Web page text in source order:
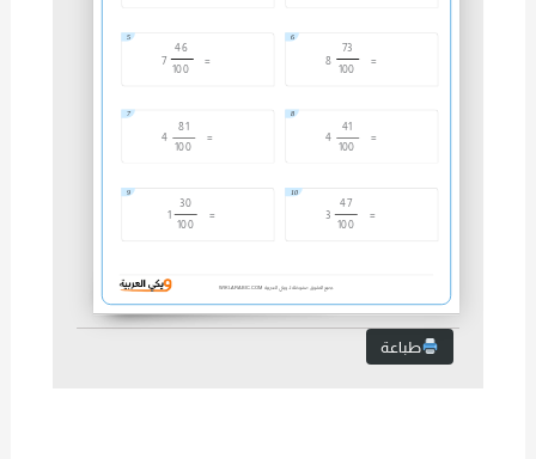
5
7
46
100
=
6
8
73
100
=
7
4
81
100
=
8
4
41
100
=
9
1
30
100
=
10
3
47
100
=
جميع الحقوق محفوظة لـ ويكي العربية WIKI-ARABIC.COM
طباعة